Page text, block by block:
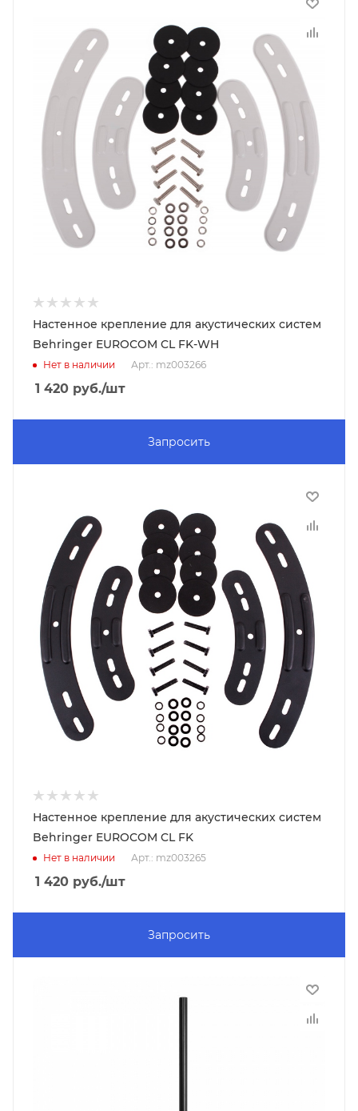
Настенное крепление для акустических систем
Behringer EUROCOM CL FK-WH
Нет в наличии Арт.: mz003266
1 420 руб./шт
Запросить
Настенное крепление для акустических систем
Behringer EUROCOM CL FK
Нет в наличии Арт.: mz003265
1 420 руб./шт
Запросить